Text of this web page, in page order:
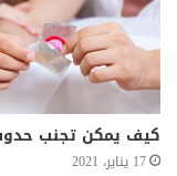
كيف يمكن تجنب
17 يناير، 2021